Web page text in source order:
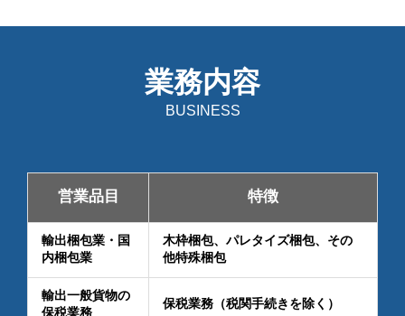
業務内容
BUSINESS
営業品目 特徴
輸出梱包業・国
内梱包業
木枠梱包、パレタイズ梱包、その
他特殊梱包
輸出一般貨物の
保税業務
保税業務（税関手続きを除く）